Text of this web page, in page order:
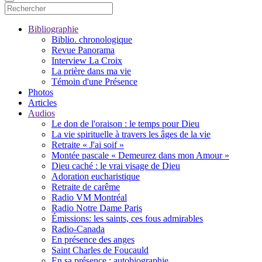
Bibliographie
Biblio. chronologique
Revue Panorama
Interview La Croix
La prière dans ma vie
Témoin d'une Présence
Photos
Articles
Audios
Le don de l'oraison : le temps pour Dieu
La vie spirituelle à travers les âges de la vie
Retraite « J'ai soif »
Montée pascale « Demeurez dans mon Amour »
Dieu caché : le vrai visage de Dieu
Adoration eucharistique
Retraite de carême
Radio VM Montréal
Radio Notre Dame Paris
Émissions: les saints, ces fous admirables
Radio-Canada
En présence des anges
Saint Charles de Foucauld